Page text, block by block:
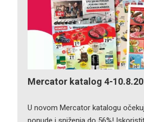
Mercator katalog 4-
U novom Mercator katalogu